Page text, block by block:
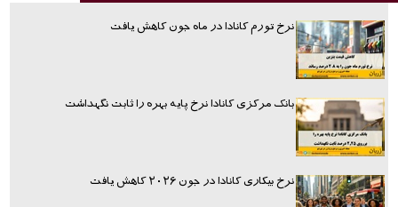
نرخ تورم کانادا در ماه جون کاهش یافت
بانک مرکزی کانادا نرخ پایه بهره را ثابت نگهداشت
نرخ بیکاری کانادا در جون ۲۰۲۶ کاهش یافت